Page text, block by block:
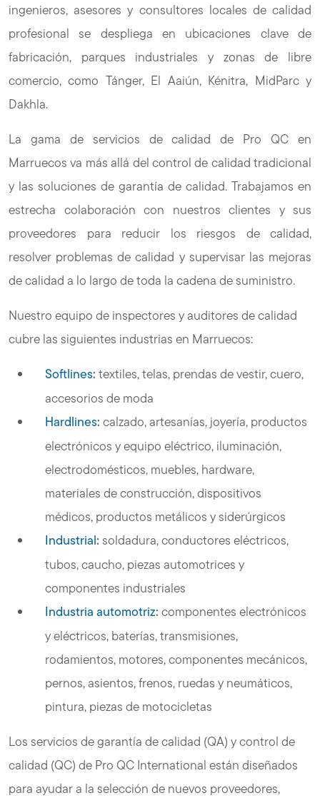
ingenieros, asesores y consultores locales de calidad
profesional se despliega en ubicaciones clave de
fabricación, parques industriales y zonas de libre
comercio, como Tánger, El Aaiún, Kénitra, MidParc y
Dakhla.
La gama de servicios de calidad de Pro QC en
Marruecos va más allá del control de calidad tradicional
y las soluciones de garantía de calidad. Trabajamos en
estrecha colaboración con nuestros clientes y sus
proveedores para reducir los riesgos de calidad,
resolver problemas de calidad y supervisar las mejoras
de calidad a lo largo de toda la cadena de suministro.
Nuestro equipo de inspectores y auditores de calidad
cubre las siguientes industrias en Marruecos:
Softlines: textiles, telas, prendas de vestir, cuero,
accesorios de moda
Hardlines: calzado, artesanías, joyería, productos
electrónicos y equipo eléctrico, iluminación,
electrodomésticos, muebles, hardware,
materiales de construcción, dispositivos
médicos, productos metálicos y siderúrgicos
Industrial: soldadura, conductores eléctricos,
tubos, caucho, piezas automotrices y
componentes industriales
Industria automotriz: componentes electrónicos
y eléctricos, baterías, transmisiones,
rodamientos, motores, componentes mecánicos,
pernos, asientos, frenos, ruedas y neumáticos,
pintura, piezas de motocicletas
Los servicios de garantía de calidad (QA) y control de
calidad (QC) de Pro QC International están diseñados
para ayudar a la selección de nuevos proveedores,